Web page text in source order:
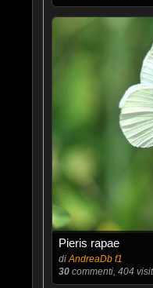
Pieris rapae
diAndreaDb f1
30commenti, 404